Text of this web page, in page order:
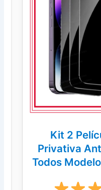
Kit 2
Privativa
Todos